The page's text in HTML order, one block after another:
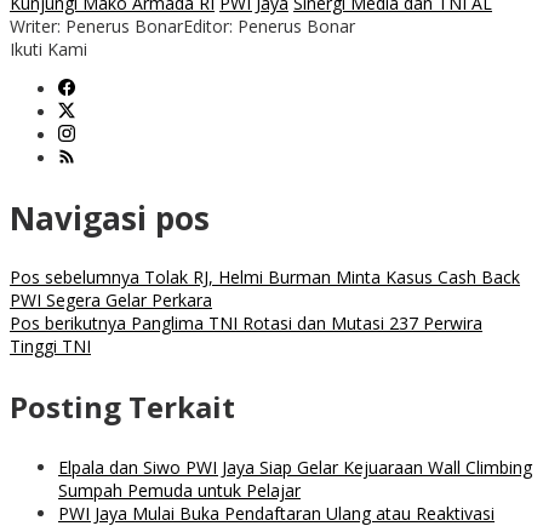
Writer: Penerus BonarEditor: Penerus Bonar
Ikuti Kami
Navigasi pos
Pos sebelumnya Tolak RJ, Helmi Burman Minta Kasus Cash Back
PWI Segera Gelar Perkara
Pos berikutnya Panglima TNI Rotasi dan Mutasi 237 Perwira
Tinggi TNI
Posting Terkait
Elpala dan Siwo PWI Jaya Siap Gelar Kejuaraan Wall Climbing
Sumpah Pemuda untuk Pelajar
PWI Jaya Mulai Buka Pendaftaran Ulang atau Reaktivasi